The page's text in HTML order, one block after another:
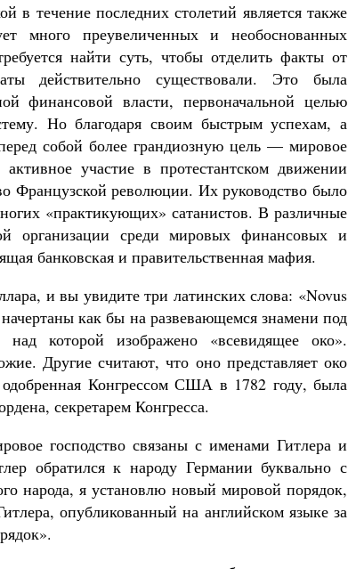
в течение последних столетий является также
много преувеличенных и необоснованных
найти суть, чтобы отделить факты от
действительно существовали. Это была
финансовой власти, первоначальной целью
Но благодаря своим быстрым успехам, а
собой более грандиозную цель — мировое
участие в протестантском движении
Французской революции. Их руководство было
«практикующих» сатанистов. В различные
организации среди мировых финансовых и
банковская и правительственная мафия.
и вы увидите три латинских слова: «Novus
как бы на развевающемся знамени под
которой изображено «всевидящее око».
Другие считают, что оно представляет око
одобренная Конгрессом США в 1782 году, была
секретарем Конгресса.
господство связаны с именами Гитлера и
обратился к народу Германии буквально с
народа, я установлю новый мировой порядок,
опубликованный на английском языке за